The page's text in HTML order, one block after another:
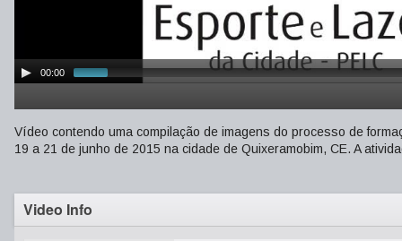
00:00
Vídeo contendo uma compilação de imagens do processo de
19 a 21 de junho de 2015 na cidade de Quixeramobim, CE. A
Video Info